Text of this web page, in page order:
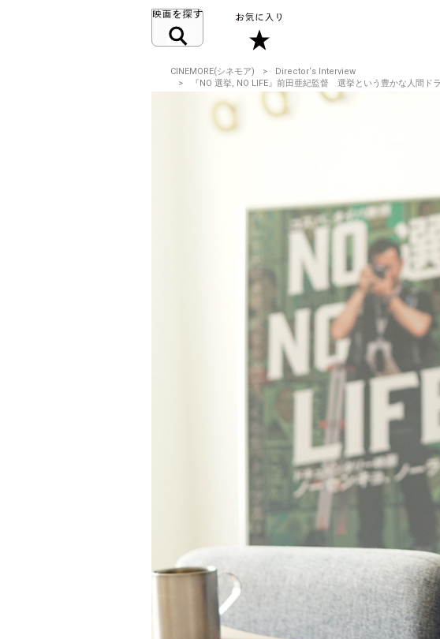
CINEMORE(シネモア)
Director‘s Interview
『NO 選挙, NO LIFE』前田亜紀監督 選挙という豊かな人間